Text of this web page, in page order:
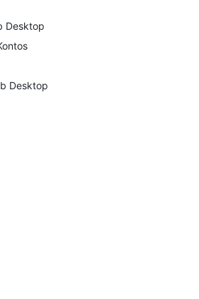
Desktop
Desktop